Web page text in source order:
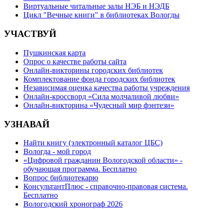
Виртуальные читальные залы НЭБ и НЭДБ
Цикл "Вечные книги" в библиотеках Вологды
УЧАСТВУЙ
Пушкинская карта
Опрос о качестве работы сайта
Онлайн-викторины городских библиотек
Комплектование фонда городских библиотек
Независимая оценка качества работы учреждения
Онлайн-кроссворд «Сила молчаливой любви»
Онлайн-викторина «Чудесный мир фэнтези»
УЗНАВАЙ
Найти книгу (электронный каталог ЦБС)
Вологда - мой город
«Цифровой гражданин Вологодской области» -
обучающая программа. Бесплатно
Вопрос библиотекарю
КонсультантПлюс - справочно-правовая система.
Бесплатно
Вологодский хронограф 2026